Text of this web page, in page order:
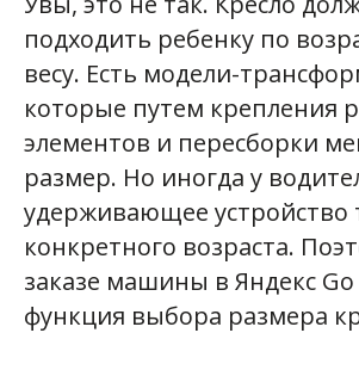
подходить ребенку по
весу. Есть модели-
которые путем крепления
элементов и пересборки
размер. Но иногда у
удерживающее устройство
конкретного возраста.
заказе машины в Яндекс Go
функция выбора размера
есть подходящее кресло,
а для другого — нет, то это
можно указать при заказе.